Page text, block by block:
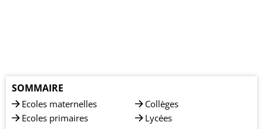
SOMMAIRE
Ecoles maternelles
Ecoles primaires
Collèges
Lycées